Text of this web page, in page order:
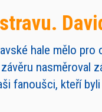
hale mělo
nasměroval
fanoušci, kteří